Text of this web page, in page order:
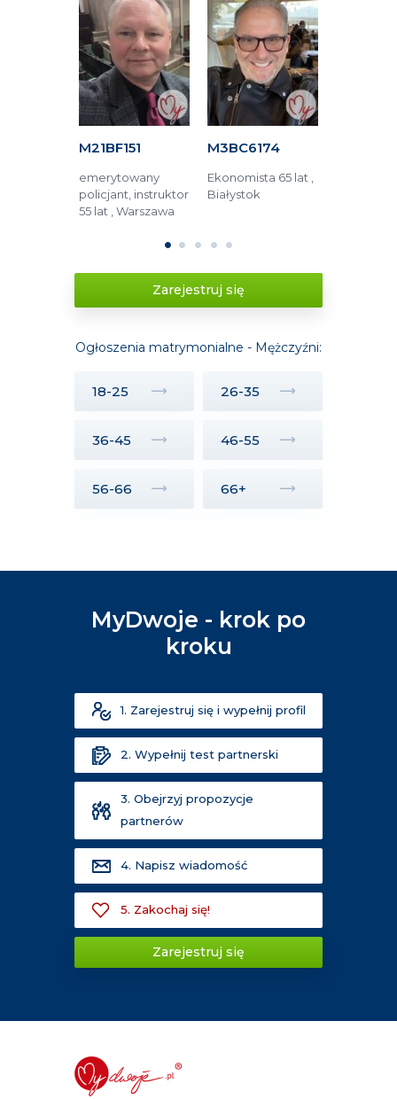
M21BF151
emerytowany
policjant, instruktor
55 lat , Warszawa
M3BC6174
Ekonomista 65 lat ,
Białystok
1 2 3 4 5
Zarejestruj się
Ogłoszenia matrymonialne - Mężczyźni:
18-25 26-35
36-45 46-55
56-66 66+
MyDwoje - krok po
kroku
1. Zarejestruj się i wypełnij profil
2. Wypełnij test partnerski
3. Obejrzyj propozycje
partnerów
4. Napisz wiadomość
5. Zakochaj się!
Zarejestruj się